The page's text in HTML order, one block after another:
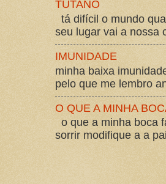
TUTANO
tá difícil o mundo
seu lugar vai a
IMUNIDADE
minha baixa
pelo que me lembro
O QUE A MINHA
o que a minha boca
sorrir modifique a a